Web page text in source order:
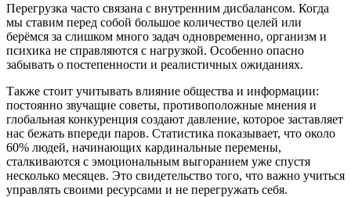
Перегрузка часто связана с внутренним дисбалансом. Когда
мы ставим перед собой большое количество целей или
берёмся за слишком много задач одновременно, организм и
психика не справляются с нагрузкой. Особенно опасно
забывать о постепенности и реалистичных ожиданиях.
Также стоит учитывать влияние общества и информации:
постоянно звучащие советы, противоположные мнения и
глобальная конкуренция создают давление, которое заставляет
нас бежать впереди паров. Статистика показывает, что около
60% людей, начинающих кардинальные перемены,
сталкиваются с эмоциональным выгоранием уже спустя
несколько месяцев. Это свидетельство того, что важно учиться
управлять своими ресурсами и не перегружать себя.